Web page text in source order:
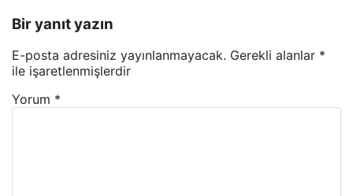
Bir yanıt yazın
E-posta adresiniz yayınlanmayacak. Gerekli alanlar *
ile işaretlenmişlerdir
Yorum *